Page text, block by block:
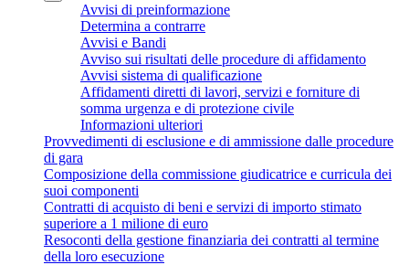
Avvisi di preinformazione
Determina a contrarre
Avvisi e Bandi
Avviso sui risultati delle procedure di affidamento
Avvisi sistema di qualificazione
Affidamenti diretti di lavori, servizi e forniture di
somma urgenza e di protezione civile
Informazioni ulteriori
Provvedimenti di esclusione e di ammissione dalle procedure
di gara
Composizione della commissione giudicatrice e curricula dei
suoi componenti
Contratti di acquisto di beni e servizi di importo stimato
superiore a 1 milione di euro
Resoconti della gestione finanziaria dei contratti al termine
della loro esecuzione